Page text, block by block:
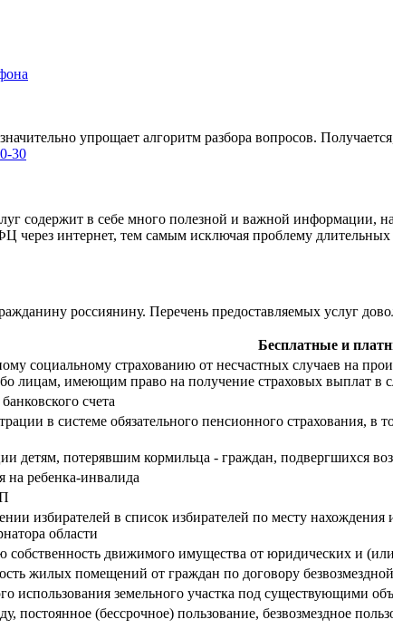
упрощает алгоритм разбора вопросов.
30
содержит в себе много полезной и важной информации,
через интернет, тем самым исключая проблему длительных
россиянину. Перечень предоставляемых услуг
Бесплатные и
социальному страхованию от несчастных случаев на
лицам, имеющим право на получение страховых выплат в
счета
в системе обязательного пенсионного страхования,
детям, потерявшим кормильца - граждан, подвергшихся
на ребенка-инвалида
избирателей в список избирателей по месту
области
движимого имущества от юридических и
жилых помещений от граждан по договору
использования земельного участка под существующими
постоянное (бессрочное) пользование, безвозмездное